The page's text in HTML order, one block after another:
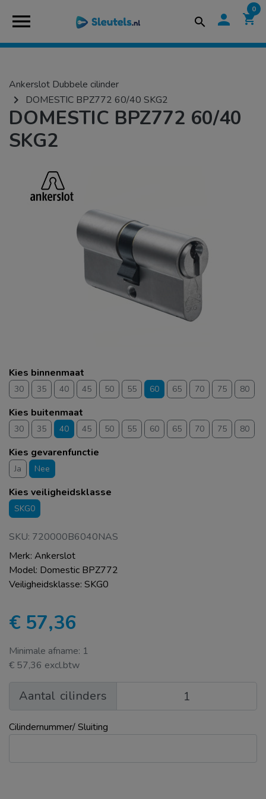
menu search person shopping_cart
0
Ankerslot Dubbele cilinder
navigate_next DOMESTIC BPZ772 60/40 SKG2
DOMESTIC BPZ772 60/40
SKG2
Kies binnenmaat
30 35 40 45 50 55 60 65 70 75 80
Kies buitenmaat
30 35 40 45 50 55 60 65 70 75 80
Kies gevarenfunctie
Ja Nee
Kies veiligheidsklasse
SKG0
SKU: 720000B6040NAS
Merk: Ankerslot
Model: Domestic BPZ772
Veiligheidsklasse: SKG0
€ 57,36
Minimale afname: 1
€ 57,36 excl.btw
Aantal cilinders
Cilindernummer/ Sluiting